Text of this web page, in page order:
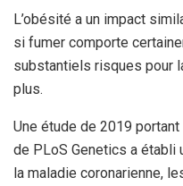
L’obésité a un impact
si fumer comporte
substantiels risques pour
plus.
Une étude de 2019
de PLoS Genetics a
la maladie coronarienne,